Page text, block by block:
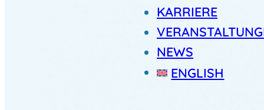
KARRIERE
NEWS
ENGLISH